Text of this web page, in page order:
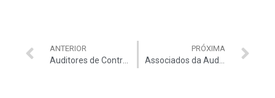
ANTERIOR PRÓXIMA